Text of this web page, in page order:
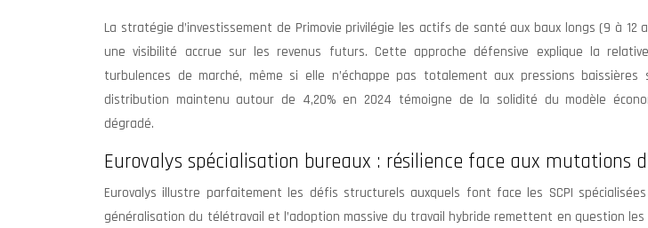
La stratégie d’investissement de Primovie privilégie les actifs de santé aux baux longs (9 à 12
une visibilité accrue sur les revenus futurs. Cette approche défensive explique la
turbulences de marché, même si elle n’échappe pas totalement aux pressions
distribution maintenu autour de 4,20% en 2024 témoigne de la solidité du modèle
dégradé.
Eurovalys spécialisation bureaux : résilience face aux mutations
Eurovalys illustre parfaitement les défis structurels auxquels font face les SCPI spécialisées
généralisation du télétravail et l’adoption massive du travail hybride remettent en question